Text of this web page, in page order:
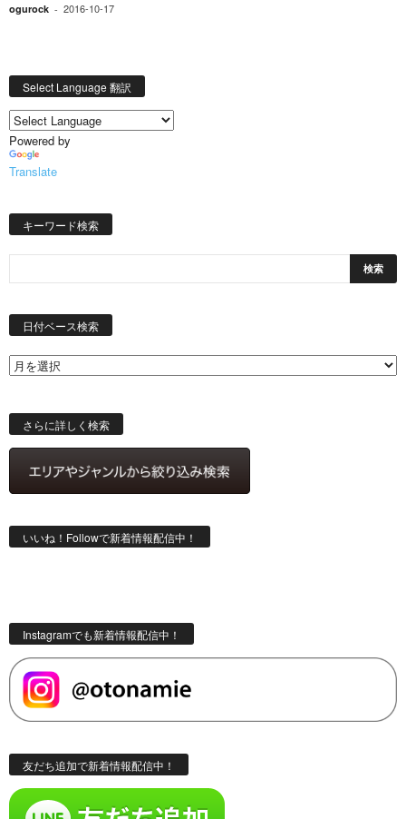
ogurock - 2016-10-17
Select Language 翻訳
Powered by
Translate
キーワード検索
日付ベース検索
さらに詳しく検索
いいね！Followで新着情報配信中！
Instagramでも新着情報配信中！
友だち追加で新着情報配信中！